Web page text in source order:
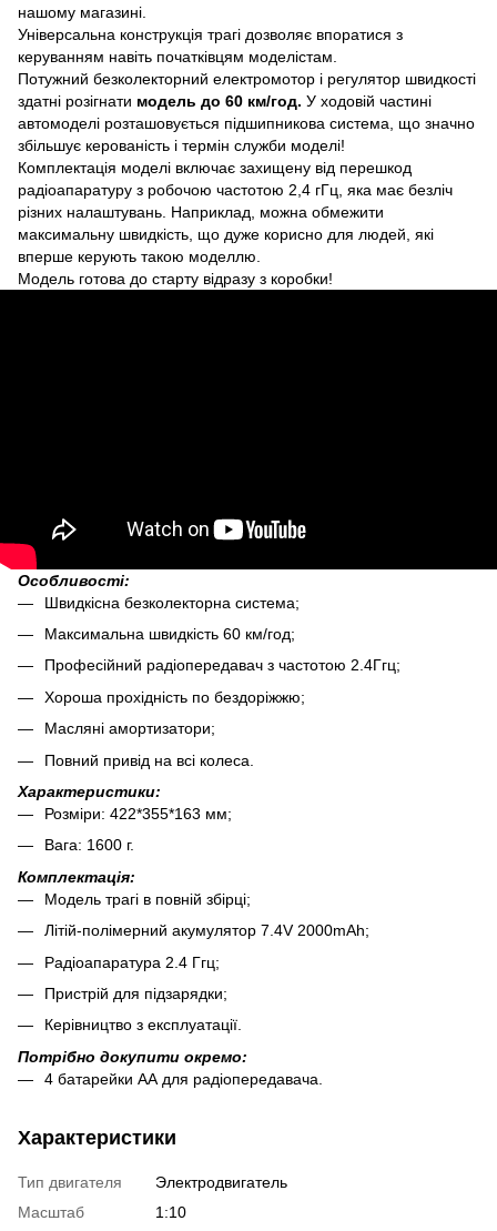
нашому магазині.
Універсальна конструкція трагі дозволяє впоратися з
керуванням навіть початківцям моделістам.
Потужний безколекторний електромотор і регулятор швидкості
здатні розігнати модель до 60 км/год. У ходовій частині
автомоделі розташовується підшипникова система, що значно
збільшує керованість і термін служби моделі!
Комплектація моделі включає захищену від перешкод
радіоапаратуру з робочою частотою 2,4 гГц, яка має безліч
різних налаштувань. Наприклад, можна обмежити
максимальну швидкість, що дуже корисно для людей, які
вперше керують такою моделлю.
Модель готова до старту відразу з коробки!
Особливості:
Швидкісна безколекторна система;
Максимальна швидкість 60 км/год;
Професійний радіопередавач з частотою 2.4Ггц;
Хороша прохідність по бездоріжжю;
Масляні амортизатори;
Повний привід на всі колеса.
Характеристики:
Розміри: 422*355*163 мм;
Вага: 1600 г.
Комплектація:
Модель трагі в повній збірці;
Літій-полімерний акумулятор 7.4V 2000mAh;
Радіоапаратура 2.4 Ггц;
Пристрій для підзарядки;
Керівництво з експлуатації.
Потрібно докупити окремо:
4 батарейки АА для радіопередавача.
Характеристики
Тип двигателя
Электродвигатель
Масштаб
1:10